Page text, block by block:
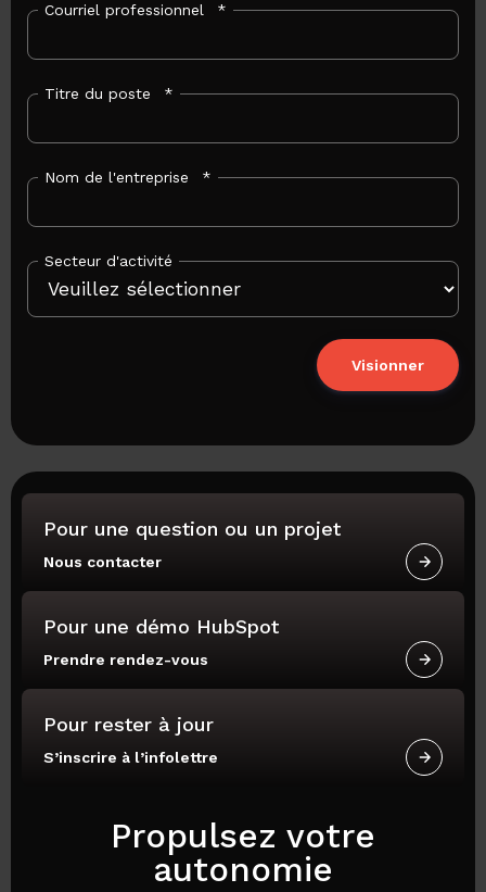
Courriel professionnel *
Titre du poste *
Nom de l'entreprise *
Secteur d'activité
© 2026 Parkour3
Pour une question ou un projet
Nous contacter
Pour une démo HubSpot
Prendre rendez-vous
Pour rester à jour
S’inscrire à l’infolettre
Propulsez votre
autonomie